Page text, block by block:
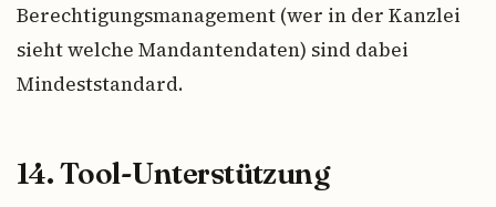
Berechtigungsmanagement (wer in der Kanzlei
sieht welche Mandantendaten) sind dabei
Mindeststandard.
14. Tool-Unterstützung